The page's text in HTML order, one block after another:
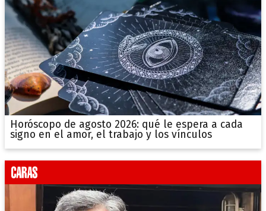
Horóscopo de agosto 2026: qué le espera a cada
signo en el amor, el trabajo y los vínculos